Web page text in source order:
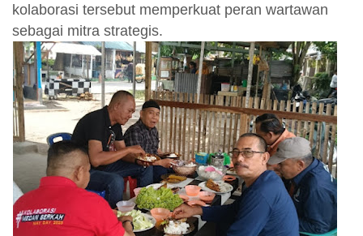
kolaborasi tersebut memperkuat peran wartawan
sebagai mitra strategis.